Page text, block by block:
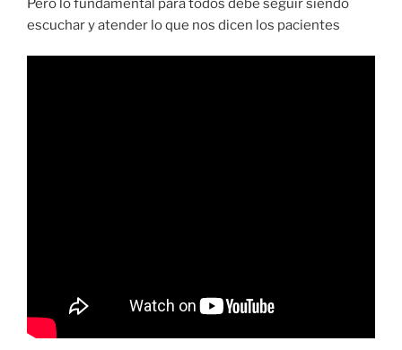
Pero lo fundamental para todos debe seguir siendo
escuchar y atender lo que nos dicen los pacientes